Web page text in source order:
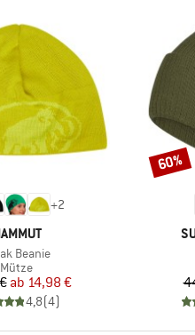
+2
Beanie
Produktgruppe
Mütze
Preis
reduzierter Preis
ab 14,98 €
4,8(4)
Rabatt
60%